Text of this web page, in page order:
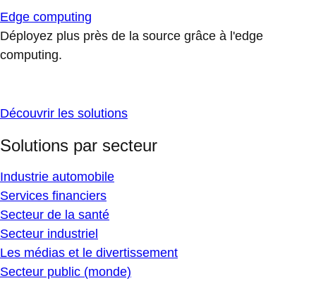
Edge computing
Déployez plus près de la source grâce à l'edge
computing.
Découvrir les solutions
Solutions par secteur
Industrie automobile
Services financiers
Secteur de la santé
Secteur industriel
Les médias et le divertissement
Secteur public (monde)